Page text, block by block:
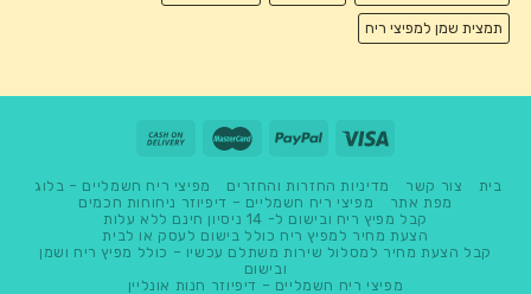
תמצית שמן למפיצי ריח
בית צור קשר מדיניות החזרות והחזרים
מפיצי ריח חשמליים – בלוג
מפת אתר
מפיצי ריח חשמליים – דיפיוזר ניחוחות חכמים
קבל מפיץ ריח ובישום ל- 14 ניסיון חינם ללא עלות
הצעת מחיר למפיץ ריח כולל בישום לעסק או לבית
קבל הצעת מחיר למסלול שירות משתלם עכשיו – כולל מפיץ ריח ושמן
ובישום
מפיצי ריח חשמליים – דיפיוזר חנות אונליין